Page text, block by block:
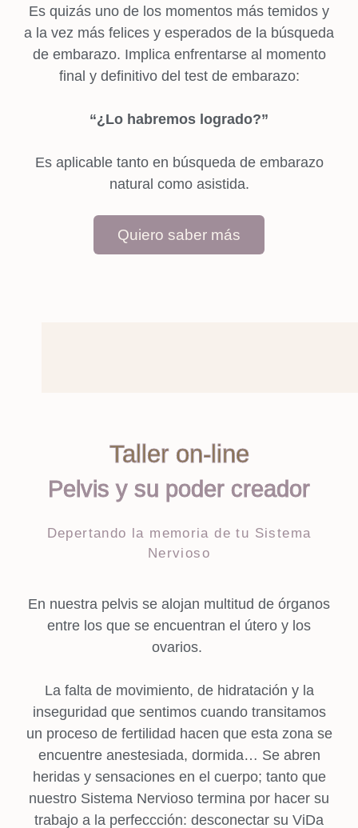
Es quizás uno de los momentos más temidos y
a la vez más felices y esperados de la búsqueda
de embarazo. Implica enfrentarse al momento
final y definitivo del test de embarazo:
“¿Lo habremos logrado?”
Es aplicable tanto en búsqueda de embarazo
natural como asistida.
Quiero saber más
Taller on-line
Pelvis y su poder creador
Depertando la memoria de tu Sistema
Nervioso
En nuestra pelvis se alojan multitud de órganos
entre los que se encuentran el útero y los
ovarios.
La falta de movimiento, de hidratación y la
inseguridad que sentimos cuando transitamos
un proceso de fertilidad hacen que esta zona se
encuentre anestesiada, dormida… Se abren
heridas y sensaciones en el cuerpo; tanto que
nuestro Sistema Nervioso termina por hacer su
trabajo a la perfeccción: desconectar su ViDa